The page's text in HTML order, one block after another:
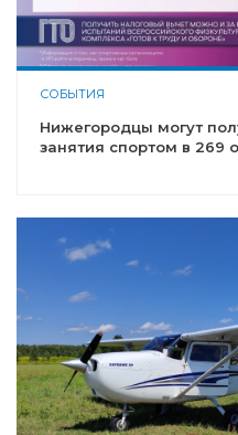
СОБЫТИЯ
Нижегородцы могут
занятия спортом в 269